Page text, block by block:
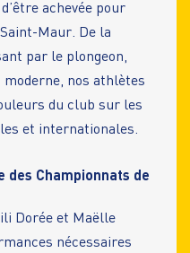
achevée pour
Maur. De la
par le plongeon,
nos athlètes
du club sur les
et internationales.
des Championnats de
Dorée et Maëlle
nécessaires